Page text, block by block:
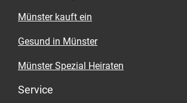
Münster kauft ein
Gesund in Münster
Münster Spezial Heiraten
Service